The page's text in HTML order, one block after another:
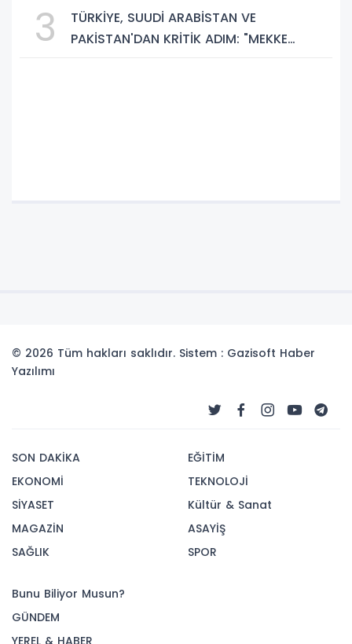
Hazırız"
3
TÜRKİYE, SUUDİ ARABİSTAN VE
PAKİSTAN'DAN KRİTİK ADIM: "MEKKE
© 2026 Tüm hakları saklıdır. Sistem : Gazisoft Haber
Yazılımı
SON DAKİKA
EKONOMİ
SİYASET
MAGAZİN
SAĞLIK
EĞİTİM
TEKNOLOJİ
Kültür & Sanat
ASAYİŞ
SPOR
Bunu Biliyor Musun?
GÜNDEM
YEREL & HABER